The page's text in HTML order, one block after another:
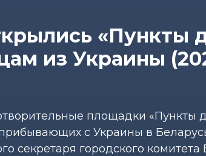
«Пункты
из Украины
площадки «Пункты
с Украины в
секретаря городского